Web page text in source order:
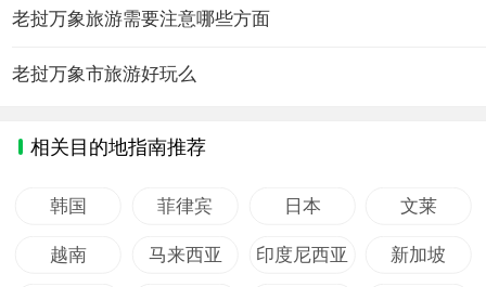
老挝万象旅游需要注意哪些方面
老挝万象市旅游好玩么
相关目的地指南推荐
韩国 菲律宾 日本 文莱
越南 马来西亚 印度尼西亚 新加坡